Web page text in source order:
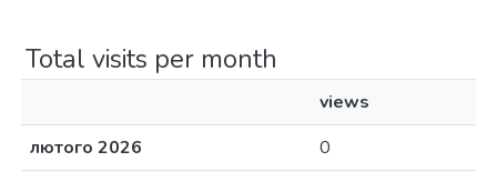
Total visits per month
views
лютого 2026
0